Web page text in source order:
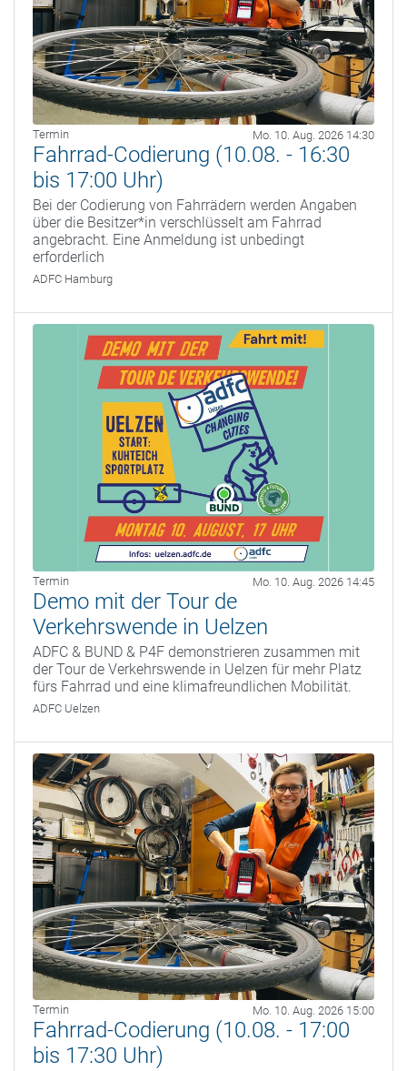
Termin Mo. 10. Aug. 2026 14:30
Fahrrad-Codierung (10.08. - 16:30
bis 17:00 Uhr)
Bei der Codierung von Fahrrädern werden Angaben
über die Besitzer*in verschlüsselt am Fahrrad
angebracht. Eine Anmeldung ist unbedingt
erforderlich
ADFC Hamburg
Termin Mo. 10. Aug. 2026 14:45
Demo mit der Tour de
Verkehrswende in Uelzen
ADFC & BUND & P4F demonstrieren zusammen mit
der Tour de Verkehrswende in Uelzen für mehr Platz
fürs Fahrrad und eine klimafreundlichen Mobilität.
ADFC Uelzen
Termin Mo. 10. Aug. 2026 15:00
Fahrrad-Codierung (10.08. - 17:00
bis 17:30 Uhr)